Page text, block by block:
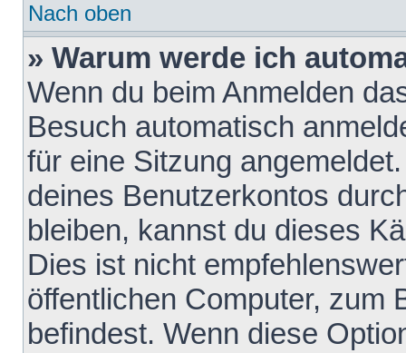
Nach oben
» Warum werde ich
Wenn du beim Anmelden
Besuch automatisch
für eine Sitzung
deines Benutzerkontos
bleiben, kannst du dieses
Dies ist nicht
öffentlichen Computer, zum
befindest. Wenn diese